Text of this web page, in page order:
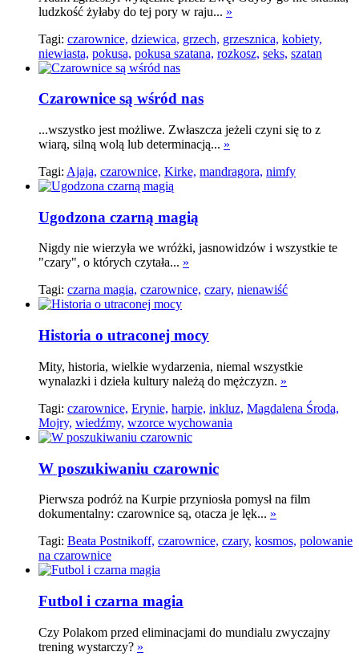
ludzkość żyłaby do tej pory w raju... »
Tagi: czarownice, dziewica, grzech, grzesznica, kobiety,
niewiasta, pokusa, pokusa szatana, rozkosz, seks, szatan
Czarownice są wśród nas
...wszystko jest możliwe. Zwłaszcza jeżeli czyni się to z
wiarą, silną wolą lub determinacją... »
Tagi: Ajaja, czarownice, Kirke, mandragora, nimfy
Ugodzona czarną magią
Nigdy nie wierzyła we wróżki, jasnowidzów i wszystkie te
"czary", o których czytała... »
Tagi: czarna magia, czarownice, czary, nienawiść
Historia o utraconej mocy
Mity, historia, wielkie wydarzenia, niemal wszystkie
wynalazki i dzieła kultury należą do mężczyzn. »
Tagi: czarownice, Erynie, harpie, inkluz, Magdalena Środa,
Mojry, wiedźmy, wzorce wychowania
W poszukiwaniu czarownic
Pierwsza podróż na Kurpie przyniosła pomysł na film
dokumentalny: czarownice są, otacza je lęk... »
Tagi: Beata Postnikoff, czarownice, czary, kosmos, polowanie
na czarownice
Futbol i czarna magia
Czy Polakom przed eliminacjami do mundialu zwyczajny
trening wystarczy? »